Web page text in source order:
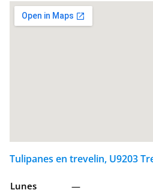
Tulipanes en trevelin, U9203
Lunes
—